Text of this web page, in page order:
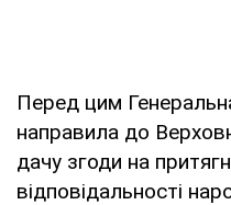
Перед цим
направила до
дачу згоди на
відповідальності